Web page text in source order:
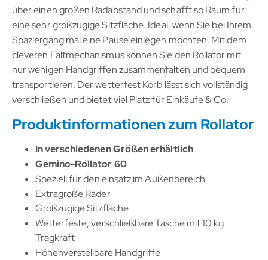
über einen großen Radabstand und schafft so Raum für
eine sehr großzügige Sitzfläche. Ideal, wenn Sie bei Ihrem
Spaziergang mal eine Pause einlegen möchten. Mit dem
cleveren Faltmechanismus können Sie den Rollator mit
nur wenigen Handgriffen zusammenfalten und bequem
transportieren. Der wetterfest Korb lässt sich vollständig
verschließen und bietet viel Platz für Einkäufe & Co.
Produktinformationen zum Rollator
In verschiedenen Größen erhältlich
Gemino-Rollator 60
Speziell für den einsatz im Außenbereich
Extragroße Räder
Großzügige Sitzfläche
Wetterfeste, verschließbare Tasche mit 10 kg
Tragkraft
Höhenverstellbare Handgriffe